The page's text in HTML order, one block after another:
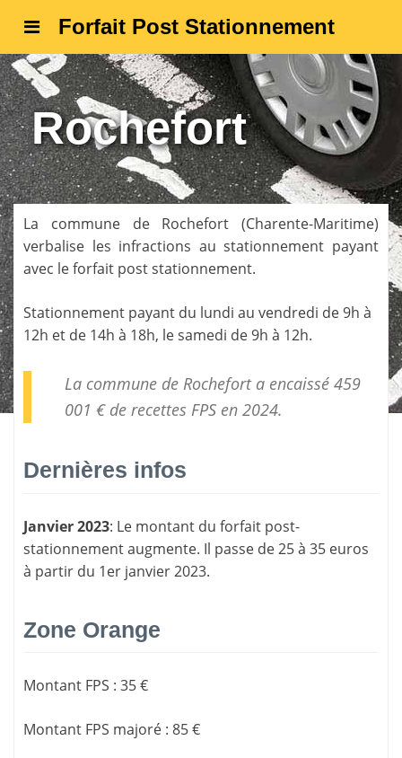
Forfait Post Stationnement
Rochefort
La commune de Rochefort (Charente-Maritime)
verbalise les infractions au stationnement payant
avec le forfait post stationnement.
Stationnement payant du lundi au vendredi de 9h à
12h et de 14h à 18h, le samedi de 9h à 12h.
La commune de Rochefort a encaissé 459
001 € de recettes FPSen 2024.
Dernières infos
Janvier 2023: Le montant du forfait post-
stationnement augmente. Il passe de 25 à 35 euros
à partir du 1er janvier 2023.
Zone Orange
Montant FPS : 35 €
Montant FPS majoré : 85 €